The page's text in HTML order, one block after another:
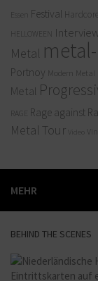
Essen Festival Hardcore
HELLOWEEN
Metal
Portnoy Modern Metal
Metal
RAGE Rage against
Metal Tour Video Vinyl
MEHR
BEHIND THE SCENES